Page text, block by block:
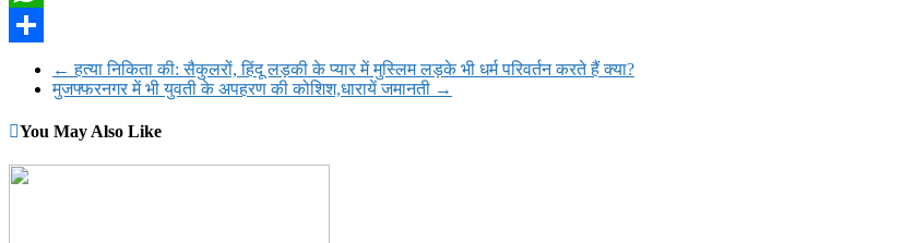
WhatsApp
← हत्या निकिता की: सैकुलरों, हिंदू लड़की के प्यार में मुस्लिम लड़के भी धर्म परिवर्तन करते हैं क्या?
मुजफ्फरनगर में भी युवती के अपहरण की कोशिश,धारायें जमानती →
You May Also Like